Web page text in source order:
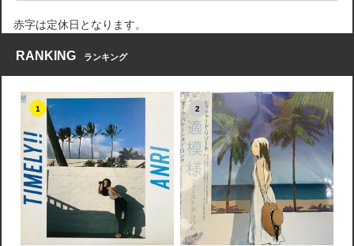
赤字は定休日となります。
RANKING ランキング
1 2